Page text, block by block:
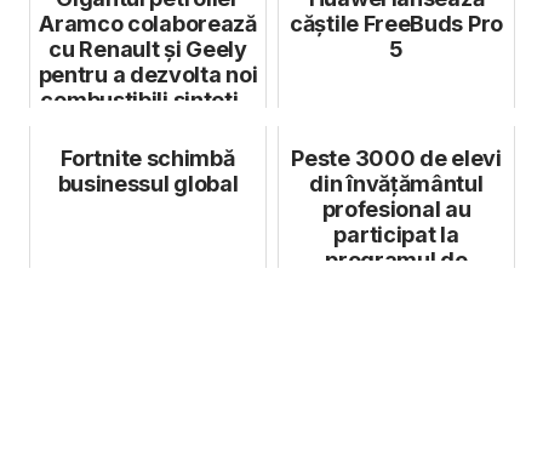
Aramco colaborează
cu Renault și Geely
pentru a dezvolta noi
combustibili sinteti...
căștile FreeBuds Pro
5
Fortnite schimbă
businessul global
Peste 3000 de elevi
din învățământul
profesional au
participat la
programul de